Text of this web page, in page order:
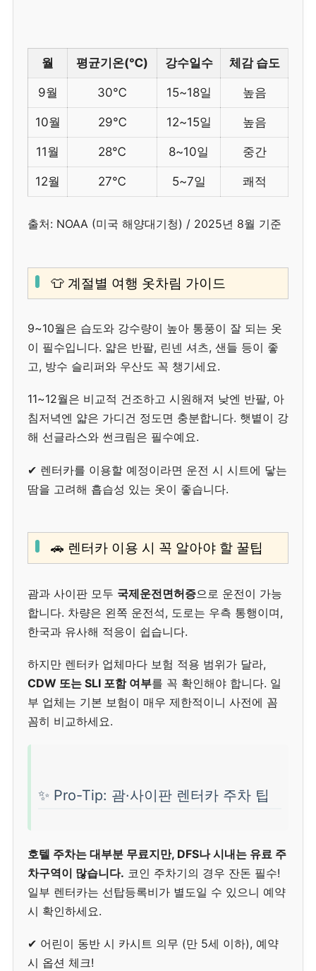
월 평균기온(℃) 강수일수 체감 습도
9월 30℃ 15~18일 높음
10월 29℃ 12~15일 높음
11월 28℃ 8~10일 중간
12월 27℃ 5~7일 쾌적
출처: NOAA (미국 해양대기청) / 2025년 8월 기준
👕 계절별 여행 옷차림 가이드
9~10월은 습도와 강수량이 높아 통풍이 잘 되는 옷
이 필수입니다. 얇은 반팔, 린넨 셔츠, 샌들 등이 좋
고, 방수 슬리퍼와 우산도 꼭 챙기세요.
11~12월은 비교적 건조하고 시원해져 낮엔 반팔, 아
침저녁엔 얇은 가디건 정도면 충분합니다. 햇볕이 강
해 선글라스와 썬크림은 필수예요.
✔ 렌터카를 이용할 예정이라면 운전 시 시트에 닿는
땀을 고려해 흡습성 있는 옷이 좋습니다.
🚗 렌터카 이용 시 꼭 알아야 할 꿀팁
괌과 사이판 모두 국제운전면허증으로 운전이 가능
합니다. 차량은 왼쪽 운전석, 도로는 우측 통행이며,
한국과 유사해 적응이 쉽습니다.
하지만 렌터카 업체마다 보험 적용 범위가 달라,
CDW 또는 SLI 포함 여부를 꼭 확인해야 합니다. 일
부 업체는 기본 보험이 매우 제한적이니 사전에 꼼
꼼히 비교하세요.
✨ Pro-Tip: 괌·사이판 렌터카 주차 팁
호텔 주차는 대부분 무료지만, DFS나 시내는 유료 주
차구역이 많습니다. 코인 주차기의 경우 잔돈 필수!
일부 렌터카는 선탑등록비가 별도일 수 있으니 예약
시 확인하세요.
✔ 어린이 동반 시 카시트 의무 (만 5세 이하), 예약
시 옵션 체크!